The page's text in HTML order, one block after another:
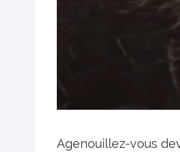
Agenouillez-vous